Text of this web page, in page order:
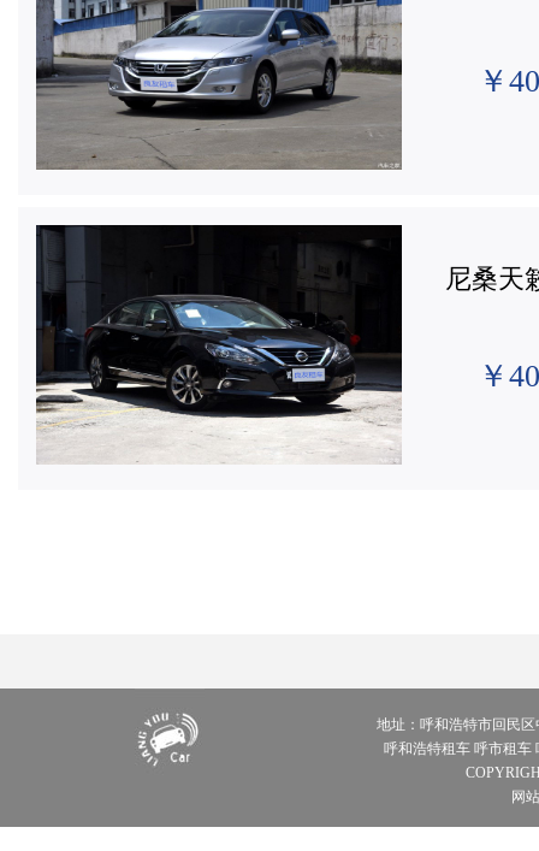
￥
尼桑天
￥
地址：呼和浩特市回民区
呼和浩特租车 呼市租车
网